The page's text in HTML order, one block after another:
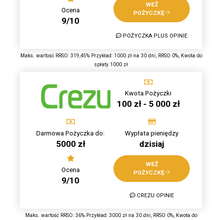
Ocena
9/10
WEŹ
POŻYCZKĘ
POŻYCZKA PLUS OPINIE
Maks. wartość RRSO: 319,45% Przykład: 1000 zł na 30 dni, RRSO 0%, Kwota do
spłaty 1000 zł
Kwota Pożyczki
100 zł - 5 000 zł
Darmowa Pożyczka do:
5000 zł
Wypłata pieniędzy
dzisiaj
Ocena
9/10
WEŹ
POŻYCZKĘ
CREZU OPINIE
Maks. wartość RRSO: 36% Przykład: 3000 zł na 30 dni, RRSO 0%, Kwota do